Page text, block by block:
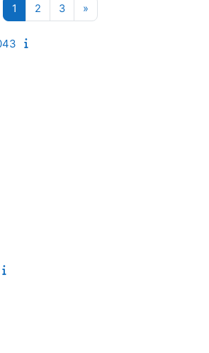
1 ページ 1
2 ページ 2
3ページ 3
»